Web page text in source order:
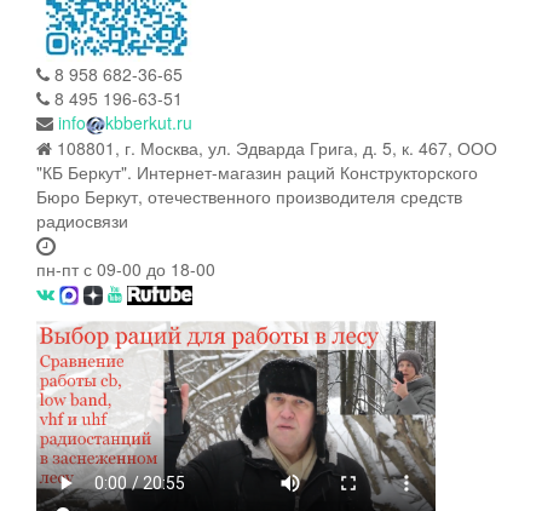
8 958 682-36-65
8 495 196-63-51
info
kbberkut.ru
108801, г. Москва, ул. Эдварда Грига, д. 5, к. 467, ООО
"КБ Беркут". Интернет-магазин раций Конструкторского
Бюро Беркут, отечественного производителя средств
радиосвязи
пн-пт с 09-00 до 18-00